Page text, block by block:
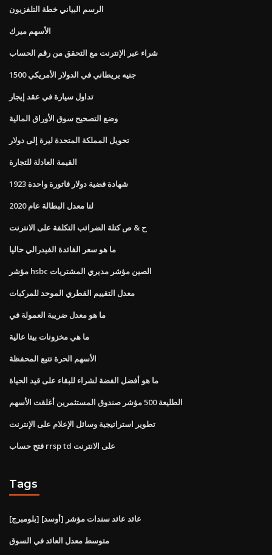
الرسم البياني خطة التلفزيون
الأسهم ميرك
شراء عبر الإنترنت مع التحقق من رقم الحساب
1500 جنيه بريطاني في الدولار الأمريكي
تداول سيارة في عقد إيجار
وضع التصحيح سوق الأوراق المالية
تحويل المملكة المتحدة ليرة إلى دولار
القيمة العادلة للتجارة
1923 شهادة فضية دولار فاتورة واحدة
لنا معدل البطالة عام 2020
ح & ص كتلة الضرائب التكلفة على الانترنت
ما هو سعر الفائدة الفيدرالي حاليا
مؤشر hsbc الصين مؤشر مديري المشتريات
معدل التقييم القطري الموحد للمركبات
ما هو معدل ضريبة العمولة في
ما هي مخزونات بيتا عالية
الأسهم الحرة تتبع المحفظة
ما هو أفضل الفضة لشراء للبقاء على قيد الحياة
الطليعة 500 مؤشر صندوق المستثمرين أغلقت الأسهم
تطوير استراتيجية وسائل الإعلام على الإنترنت
فتح حساب rrsp td على الانترنت
Tags
[بلومبرج] [أوسد] عائد عائد سندات مؤشر
متوسط ​​معدل العائد في السوق